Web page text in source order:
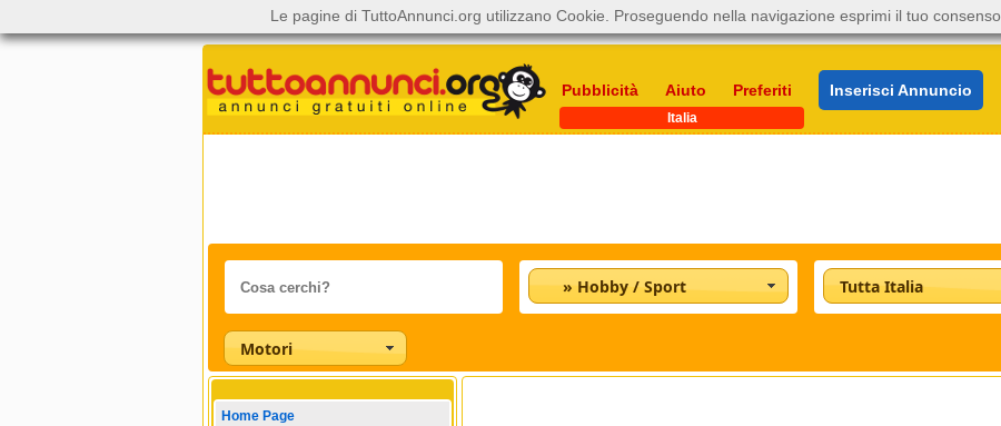
Pubblicità Aiuto Preferiti Inserisci Annuncio
Italia
» Hobby / Sport Tutta Italia
Motori
Home Page
Le pagine di TuttoAnnunci.org utilizzano Cookie. Proseguendo nella navigazione esprimi il tuo consenso.